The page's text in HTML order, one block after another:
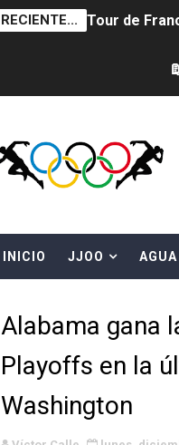
RECIENTE... Tour de
Women's
Campeonato
Campeonato
Campeonato
Canadá Open
WWE NXT
INICIO JJOO AGUA
Alabama gana
Playoffs en la
Washington